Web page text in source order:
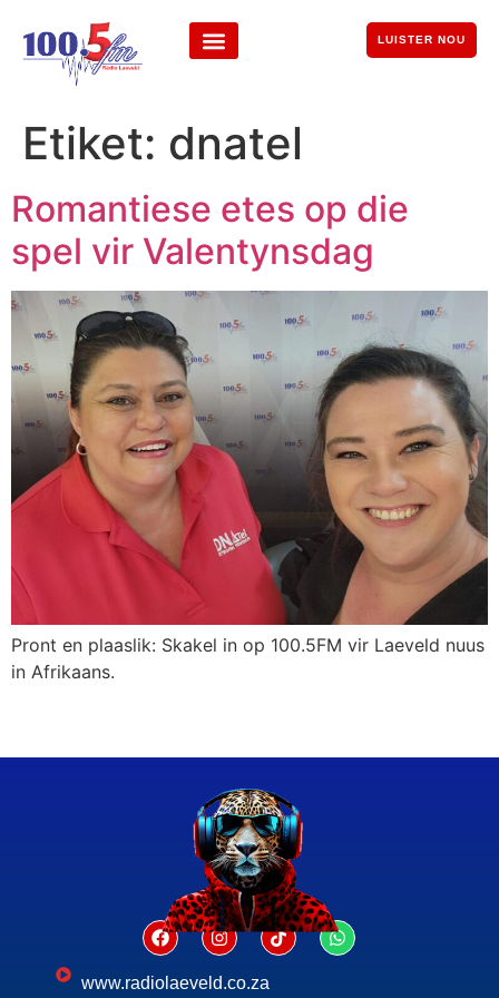
LUISTER NOU
Etiket: dnatel
Romantiese etes op die
spel vir Valentynsdag
Pront en plaaslik: Skakel in op 100.5FM vir Laeveld nuus
in Afrikaans.
www.radiolaeveld.co.za